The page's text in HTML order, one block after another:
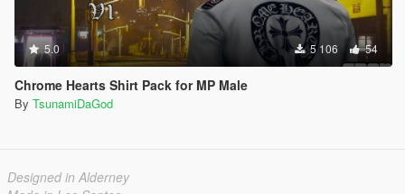
5.0 5 106 54
Chrome Hearts Shirt Pack for MP Male
By TsunamiDaGod
Designed in Alderney